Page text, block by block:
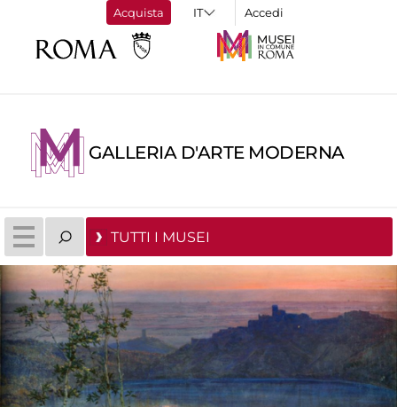
Acquista Accedi
GALLERIA D'ARTE MODERNA
TUTTI I MUSEI